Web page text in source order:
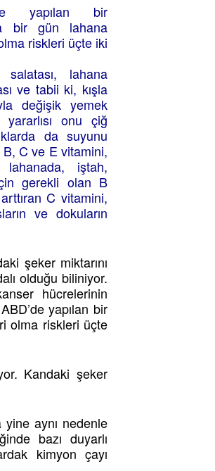
yapılan bir
bir gün lahana
riskleri üçte iki
lahana
ve tabii ki, kışla
değişik yemek
onu çiğ
da suyunu
C ve E vitamini,
iştah,
gerekli olan B
C vitamini,
ve dokuların
şeker miktarını
olduğu biliniyor.
hücrelerinin
yapılan bir
olma riskleri üçte
Kandaki şeker
aynı nedenle
bazı duyarlı
kimyon çayı